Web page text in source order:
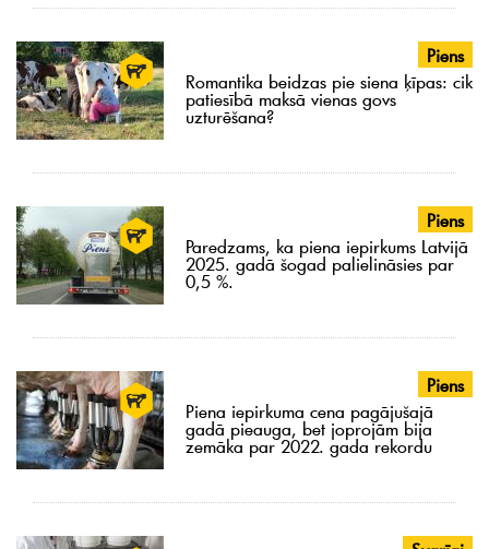
Piens
Romantika beidzas pie siena ķīpas: cik
patiesībā maksā vienas govs
uzturēšana?
Piens
Paredzams, ka piena iepirkums Latvijā
2025. gadā šogad palielināsies par
0,5 %.
Piens
Piena iepirkuma cena pagājušajā
gadā pieauga, bet joprojām bija
zemāka par 2022. gada rekordu